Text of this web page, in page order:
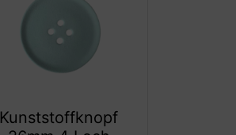
Kunststoffknopf